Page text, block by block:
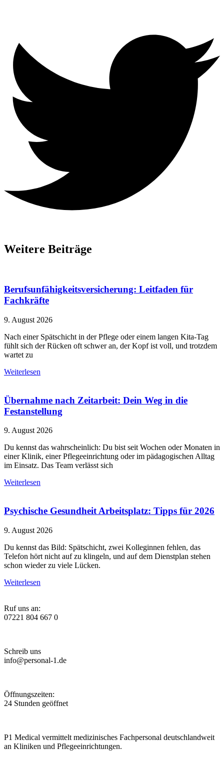
Weitere Beiträge
Berufsunfähigkeitsversicherung: Leitfaden für
Fachkräfte
9. August 2026
Nach einer Spätschicht in der Pflege oder einem langen Kita-Tag
fühlt sich der Rücken oft schwer an, der Kopf ist voll, und trotzdem
wartet zu
Weiterlesen
Übernahme nach Zeitarbeit: Dein Weg in die
Festanstellung
9. August 2026
Du kennst das wahrscheinlich: Du bist seit Wochen oder Monaten in
einer Klinik, einer Pflegeeinrichtung oder im pädagogischen Alltag
im Einsatz. Das Team verlässt sich
Weiterlesen
Psychische Gesundheit Arbeitsplatz: Tipps für 2026
9. August 2026
Du kennst das Bild: Spätschicht, zwei Kolleginnen fehlen, das
Telefon hört nicht auf zu klingeln, und auf dem Dienstplan stehen
schon wieder zu viele Lücken.
Weiterlesen
Ruf uns an:
07221 804 667 0
Schreib uns
info@personal-1.de
Öffnungszeiten:
24 Stunden geöffnet
P1 Medical vermittelt medizinisches Fachpersonal deutschlandweit
an Kliniken und Pflegeeinrichtungen.